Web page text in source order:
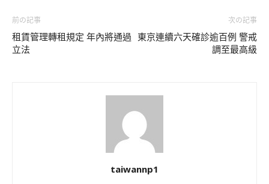
前の記事
租賃管理轉租規定 年內將通過
立法
次の記事
東京連續六天確診逾百例 警戒
調至最高級
taiwannp1